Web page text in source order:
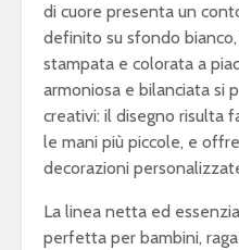
di cuore presenta un
definito su sfondo
stampata e colorata a
armoniosa e bilanciata si
creativi: il disegno risulta
le mani più piccole, e
decorazioni
La linea netta ed
perfetta per bambini,